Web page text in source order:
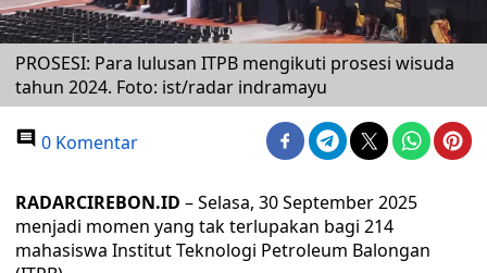
PROSESI: Para lulusan ITPB mengikuti prosesi wisuda
tahun 2024. Foto: ist/radar indramayu
0 Komentar
RADARCIREBON.ID – Selasa, 30 September 2025
menjadi momen yang tak terlupakan bagi 214
mahasiswa Institut Teknologi Petroleum Balongan